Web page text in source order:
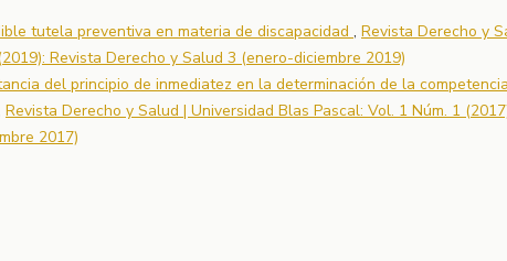
tutela preventiva en materia de discapacidad , Revista Derecho y
Revista Derecho y Salud 3 (enero-diciembre 2019)
del principio de inmediatez en la determinación de la
Revista Derecho y Salud | Universidad Blas Pascal: Vol. 1 Núm. 1
2017)